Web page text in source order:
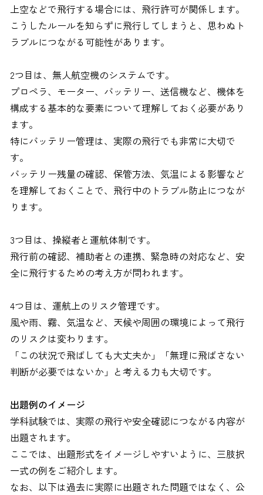
上空などで飛行する場合には、飛行許可が関係します。
こうしたルールを知らずに飛行してしまうと、思わぬト
ラブルにつながる可能性があります。
2つ目は、無人航空機のシステムです。
プロペラ、モーター、バッテリー、送信機など、機体を
構成する基本的な要素について理解しておく必要があり
ます。
特にバッテリー管理は、実際の飛行でも非常に大切で
す。
バッテリー残量の確認、保管方法、気温による影響など
を理解しておくことで、飛行中のトラブル防止につなが
ります。
3つ目は、操縦者と運航体制です。
飛行前の確認、補助者との連携、緊急時の対応など、安
全に飛行するための考え方が問われます。
4つ目は、運航上のリスク管理です。
風や雨、霧、気温など、天候や周囲の環境によって飛行
のリスクは変わります。
「この状況で飛ばしても大丈夫か」「無理に飛ばさない
判断が必要ではないか」と考える力も大切です。
出題例のイメージ
学科試験では、実際の飛行や安全確認につながる内容が
出題されます。
ここでは、出題形式をイメージしやすいように、三肢択
一式の例をご紹介します。
なお、以下は過去に実際に出題された問題ではなく、公